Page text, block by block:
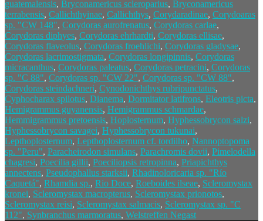
guatemalensis, Bryconamericus scleroparius, Bryconamericus
terrabensis, Callichthyinae, Callichthys, Corydaradinae, Corydoaras
sp. "CW 148", Corydoras aurofrenatus, Corydoras carlae,
Corydoras diphyes, Corydoras ehrhardti, Corydoras ellisae,
Corydoras flaveolus, Corydoras froehlichi, Corydoras gladysae,
Corydoras lacrimostigmata, Corydoras longipinnis, Corydoras
micracanthus, Corydoras paleatus, Corydoras petracini, Corydoras
sp. "C 88", Corydoras sp. "CW 22", Corydoras sp. "CW 88",
Corydoras steindachneri, Cynodonichthys rubripunctatus,
Cyphocharax spilotus, Dianema, Dormitator latifrons, Eleotris picta,
Hemigrammus guyanensis, Hemigrammus schmardae,
Hemmigrammus pretoensis, Hoplosternum, Hyphessobrycon salzi,
Hyphessobrycon savagei, Hyphessobrycon tukunai,
Lepthoplosternum, Lepthoplosternum cf. tordilho, Nannoptopoma
sp. "Peru", Paracheirodon simulans, Parachromis dovii, Pimelodella
chagresi, Poecilia gillii, Poeciliopsis retropinna, Priapichthys
annectens, Pseudophallus starksii, Rhadinoloricaria sp. "Río
Caquetá", Rhamdia sp., Rio Doce, Roeboides ilseae, Scleromystax
kronei, Scleromystax macropterus, Scleromystax prionotos,
Scleromystax reisi, Scleromystax salmacis, Scleromystax sp. "C
112", Synbranchus marmoratus, Welstreffen Negast